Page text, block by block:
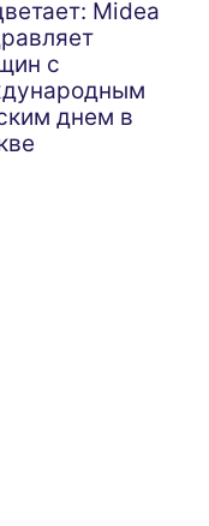
Midea
с
днем в